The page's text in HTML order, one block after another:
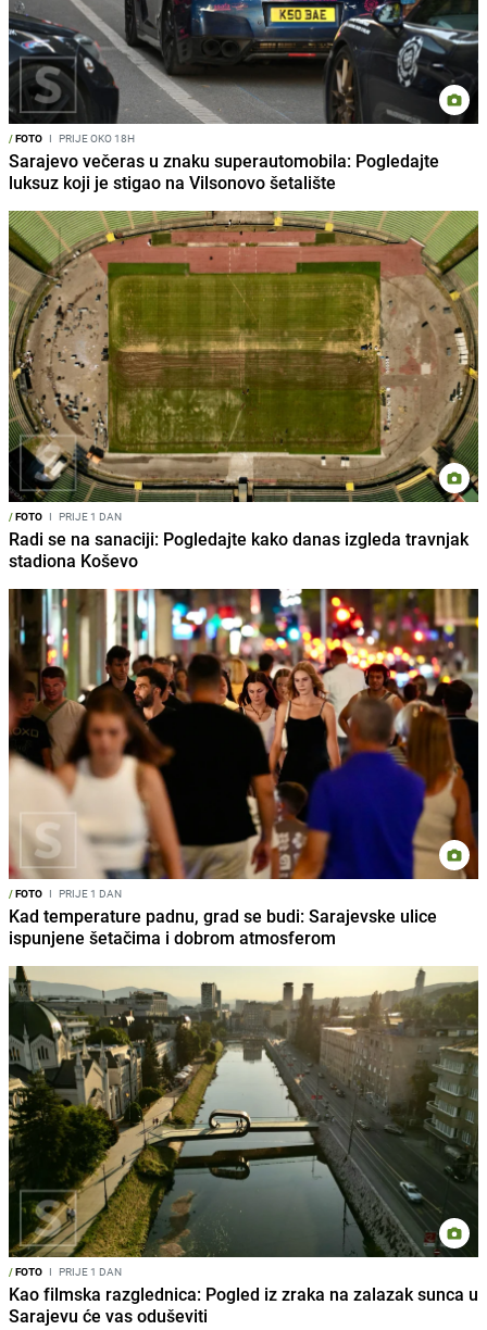
/FOTO I PRIJE OKO 18H
Sarajevo večeras u znaku superautomobila: Pogledajte
luksuz koji je stigao na Vilsonovo šetalište
/FOTO I PRIJE 1 DAN
Radi se na sanaciji: Pogledajte kako danas izgleda travnjak
stadiona Koševo
/FOTO I PRIJE 1 DAN
Kad temperature padnu, grad se budi: Sarajevske ulice
ispunjene šetačima i dobrom atmosferom
/FOTO I PRIJE 1 DAN
Kao filmska razglednica: Pogled iz zraka na zalazak sunca u
Sarajevu će vas oduševiti